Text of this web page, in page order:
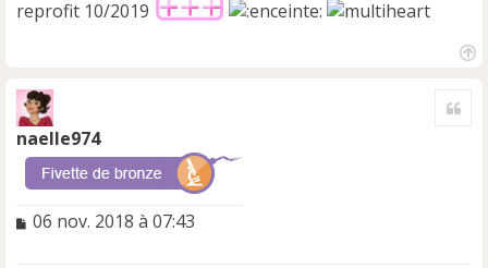
reprofit 10/2019
naelle974
M
06 nov. 2018 à 07:43